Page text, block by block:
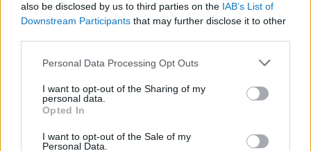
also be disclosed by us to third parties on the IAB’s List of
Downstream Participants that may further disclose it to other
Please note that this website/app uses one or more Google
not limited to your visit or usage behaviour. You may click to
grant or deny consent to Google and its third-party tags to
use your data for below specified purposes in below Google
consent section.
Personal Data Processing Opt Outs
I want to opt-out of the Sharing of my
personal data.
Opted In
I want to opt-out of the Sale of my
Personal Data.
A világ legveszélyesebb migrációs útvonalai: A